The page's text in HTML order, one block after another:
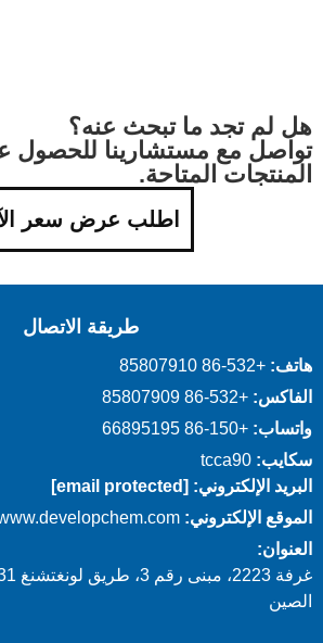
هل لم تجد ما تبحث عنه؟
تواصل مع مستشارينا للحصول
المنتجات المتاحة.
اطلب عرض سعر
طريقة الاتصال
هاتف: +86-532 85807910
الفاكس: +86-532 85807909
واتساب: +86-150 66895195
سكايب: tcca90
البريد الإلكتروني: [email protected]
الموقع الإلكتروني:
العنوان:
الصين